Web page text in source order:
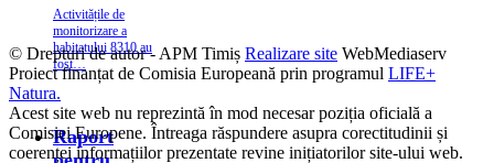
Activitățile de
monitorizare a
habitatului 8310 au
fost…
Raport
© Drepturi de autor - APM Timiș Realizare site WebMediaserv
Proiect finanțat de Comisia Europeană prin programul LIFE+
Natura.
Acest site web nu reprezintă în mod necesar poziția oficială a
Comisiei Europene. Întreaga răspundere asupra corectitudinii și
coerenței informațiilor prezentate revine inițiatorilor site-ului web.